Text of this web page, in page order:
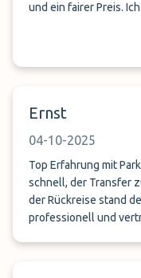
und ein fairer Preis.
Ernst
04-10-2025
Top Erfahrung mit
schnell, der Transfer
der Rückreise stand
professionell und